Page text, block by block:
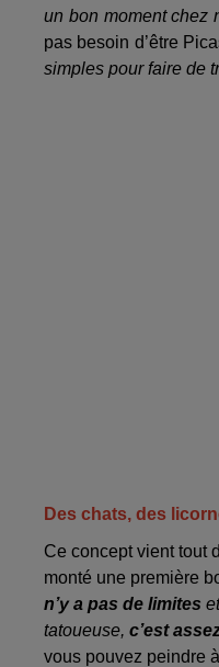
un bon moment chez
pas besoin d’être
simples pour faire de
Des chats, des
Ce concept vient tout
monté une première
n’y a pas de limites
tatoueuse, c’est
vous pouvez peindre